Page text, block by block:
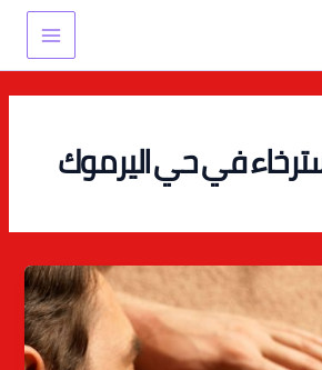
Main
Menu
في حي اليرموك